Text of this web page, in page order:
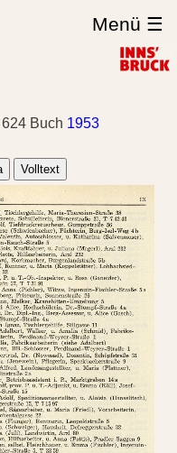
Menü ☰
Buch 1953
Volltext